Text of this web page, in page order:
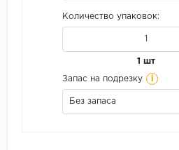
Количество упаковок:
1 шт
Запас на подрезку i
Без запаса